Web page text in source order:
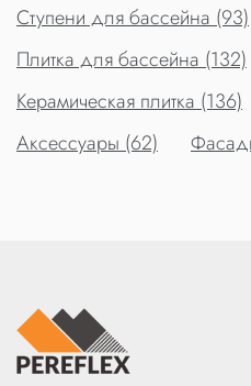
Ступени для бассейна (93)
Плитка для бассейна (132)
Керамическая плитка (136)
Аксессуары (62)